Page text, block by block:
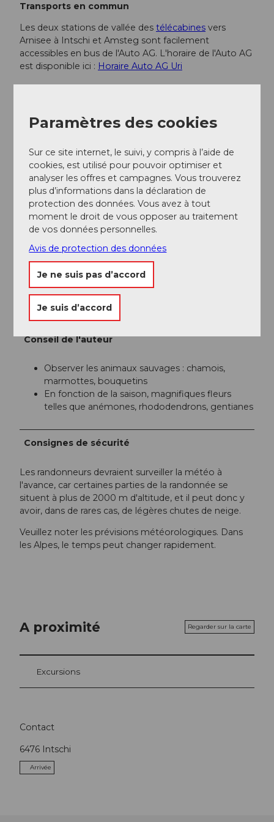
Transports en commun
Les deux stations de vallée des télécabines vers
Arnisee à Intschi et Amsteg sont facilement
accessibles en bus de l'Auto AG. L'horaire de l'Auto AG
est disponible ici : Horaire Auto AG Uri
Plus d'informations sur le refuge Leutschach
Les horaires d'exploitation des télécabines sont
les suivants :Télécabines Arnisee
Pour d'autres questions, n'hésitez pas à
contacter :Région de vacances Andermatt
41 888 71 00,info@andermatt.swiss
Auteur(e)
Andermatt-Urserntal Tourismus GmbH
Organisation
Région de vacances Andermatt
Conseil de l'auteur
Observer les animaux sauvages : chamois,
marmottes, bouquetins
En fonction de la saison, magnifiques fleurs
telles que anémones, rhododendrons, gentianes
Consignes de sécurité
Les randonneurs devraient surveiller la météo à
l'avance, car certaines parties de la randonnée se
situent à plus de 2000 m d'altitude, et il peut donc y
avoir, dans de rares cas, de légères chutes de neige.
Veuillez noter les prévisions météorologiques. Dans
les Alpes, le temps peut changer rapidement.
A proximité Regarder sur la carte
Excursions
Contact
6476 Intschi
Arrivée
Paramètres des cookies
Sur ce site internet, le suivi, y compris à l’aide de
cookies, est utilisé pour pouvoir optimiser et
analyser les offres et campagnes. Vous trouverez
plus d’informations dans la déclaration de
protection des données. Vous avez à tout
moment le droit de vous opposer au traitement
de vos données personnelles.
Avis de protection des données
Je ne suis pas d’accord
Je suis d’accord